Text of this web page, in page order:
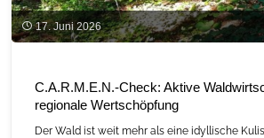
17. Juni 2026
C.A.R.M.E.N.-Check: Aktive
regionale Wertschöpfung
Der Wald ist weit mehr als eine idyllische